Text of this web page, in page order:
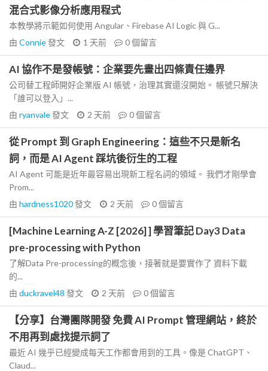
混合式影像分析應用程式
本教學將示範如何使用 Angular、Firebase AI Logic 與 G...
由 Connie發文 1 天前 0個留言
AI 協作不是發帳號：企業要先畫出四條責任邊界
公司替工程師開好企業版 AI 帳號，治理其實還沒開始。 帳號只解決
「誰可以登入」...
由 ryanvale發文 2 天前 0個留言
從 Prompt 到 Graph Engineering：這些不只是新名
詞，而是 AI Agent 踩坑後衍生的工程
AI Agent 可能是近年最容易出現新工程名詞的領域。 我們才剛學會
Prom...
由 hardness1020發文 2 天前 0個留言
[Machine Learning A-Z [2026] ] 學習筆記 Day3 Data
pre-processing with Python
了解Data Pre-processing的概念後，接著就是要實作了 資料下載
的...
由 duckravel48 發文 2 天前 0個留言
【分享】台灣團隊開發 免費 AI Prompt 管理網站，終於
不用再到處找提示詞了
最近 AI 幾乎已經變成每天工作都會用到的工具。像是 ChatGPT、
Claud...